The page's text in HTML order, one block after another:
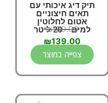
תיק דיג איכותי עם
תאים חיצוניים
אטום לחלוטין
למים – 20 ליטר
₪189.00
₪139.00
צפייה במוצר